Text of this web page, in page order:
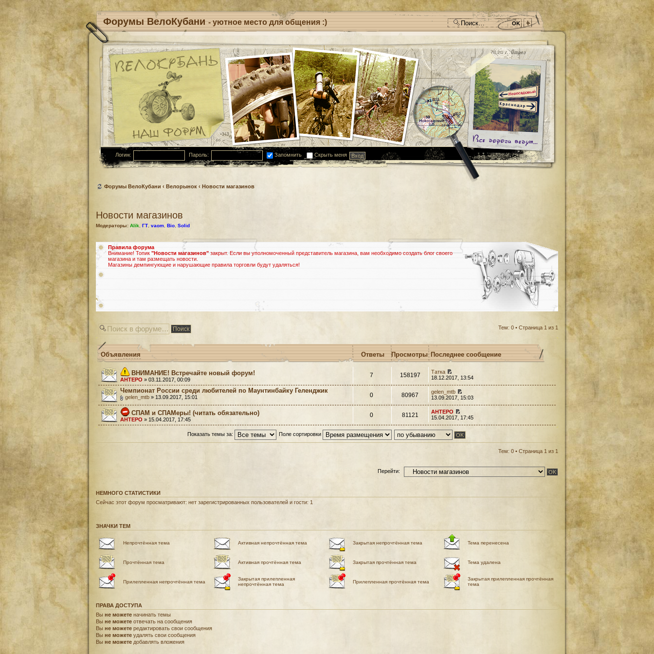
Форумы ВелоКубани - уютное место для общения :)
Логин: Пароль: Запомнить Скрыть меня
Форумы ВелоКубани ‹ Велорынок ‹ Новости магазинов
Новости магазинов
Модераторы: Alik ГТ vaom Bio Solid
Правила форума
Внимание! Топик "Новости магазинов"закрыт. Если вы уполномоченный представитель магазина, вам необходимо создать блог своего
магазина и там размещать новости.
Магазины демпингующие и нарушающие правила торговли будут удаляться!
Тем: 0 • Страница 1 из 1
Объявления Ответы Просмотры Последнее сообщение
ВНИМАНИЕ! Встречайте новый форум!
AHTEPO » 03.11.2017, 00:09
7 158197
Татка
18.12.2017, 13:54
Чемпионат России среди любителей по Маунтинбайку Геленджик
gelen_mtb » 13.09.2017, 15:01 0 80967
gelen_mtb
13.09.2017, 15:03
СПАМ и СПАМеры! (читать обязательно)
AHTEPO » 15.04.2017, 17:45
0 81121
AHTEPO
15.04.2017, 17:45
Показать темы за: Поле сортировки
Тем: 0 • Страница 1 из 1
Перейти:
НЕМНОГО СТАТИСТИКИ
Сейчас этот форум просматривают: нет зарегистрированных пользователей и гости: 1
ЗНАЧКИ ТЕМ
Непрочтённая тема Активная непрочтённая тема Закрытая непрочтённая тема Тема перенесена
Прочтённая тема Активная прочтённая тема Закрытая прочтённая тема Тема удалена
Прилепленная непрочтённая тема
Закрытая прилепленная
непрочтённая тема
Прилепленная прочтённая тема
Закрытая прилепленная прочтённая
тема
ПРАВА ДОСТУПА
Вы не можете начинать темы
Вы не можете отвечать на сообщения
Вы не можете редактировать свои сообщения
Вы не можете удалять свои сообщения
Вы не можете добавлять вложения